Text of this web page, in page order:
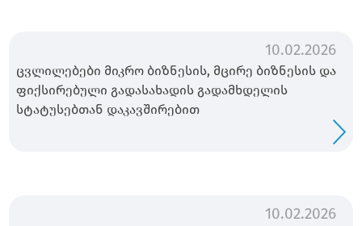
10.02.2026
ცვლილებები მიკრო ბიზნესის, მცირე ბიზნესის და
ფიქსირებული გადასახადის გადამხდელის
სტატუსებთან დაკავშირებით
10.02.2026